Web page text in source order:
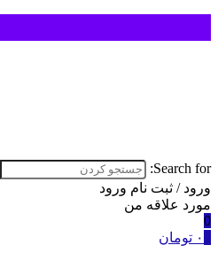
Search for:
ورود / ثبت نام ورود
مورد علاقه من
0
۰ تومان